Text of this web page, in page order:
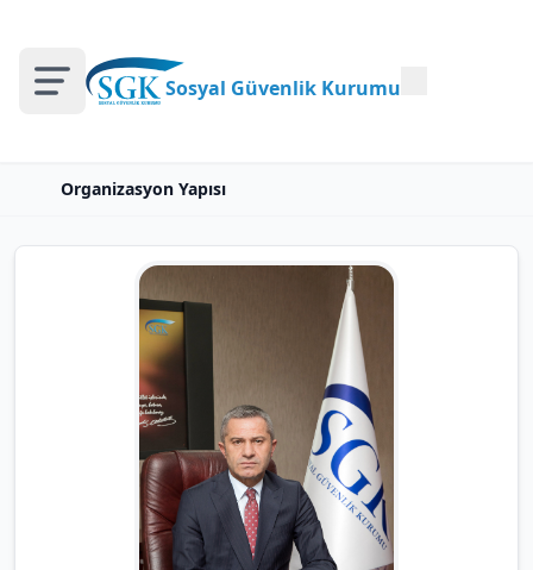
Sosyal Güvenlik Kurumu
Organizasyon Yapısı